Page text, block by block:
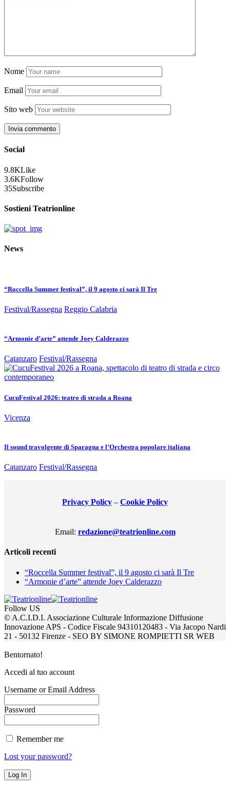
Nome
Email
Sito web
Social
9.8KLike
3.6KFollow
35Subscribe
Sostieni Teatrionline
News
“Roccella Summer festival”, il 9 agosto ci sarà Il Tre
Festival/Rassegna Reggio Calabria
“Armonie d’arte” attende Joey Calderazzo
Catanzaro Festival/Rassegna
CucuFestival 2026: teatro di strada a Roana
Vicenza
Il sound travolgente di Sparagna e l’Orchestra popolare italiana
Catanzaro Festival/Rassegna
Privacy Policy – Cookie Policy
Email: redazione@teatrionline.com
Articoli recenti
“Roccella Summer festival”, il 9 agosto ci sarà Il Tre
“Armonie d’arte” attende Joey Calderazzo
Follow US
© A.C.I.D.I. Associazione Culturale Informazione Diffusione
Innovazione APS - Codice Fiscale 94310120483 - Via Jacopo Nardi
21 - 50132 Firenze - SEO BY SIMONE ROMPIETTI SR WEB
Bentornato!
Accedi al tuo account
Username or Email Address
Password
Remember me
Lost your password?